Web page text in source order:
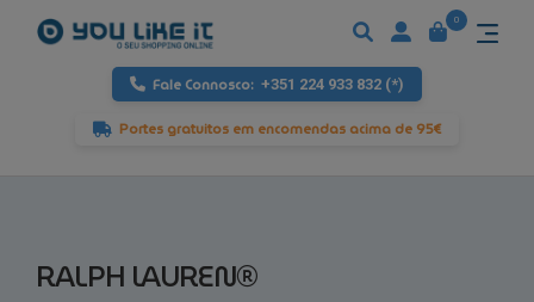
Fale Connosco: +351 224 933 832 (*)
Portes gratuitos em encomendas acima de 95€
0
RALPH LAUREN®